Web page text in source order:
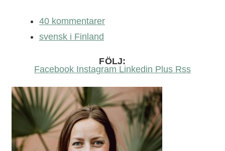
40 kommentarer
svensk i Finland
FÖLJ:
Facebook Instagram Linkedin Plus Rss